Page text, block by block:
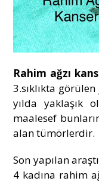
Rahim ağzı
3.sıklıkta
yılda yaklaşık
maalesef
alan tümörlerdir.
Son yapılan
4 kadına rahim